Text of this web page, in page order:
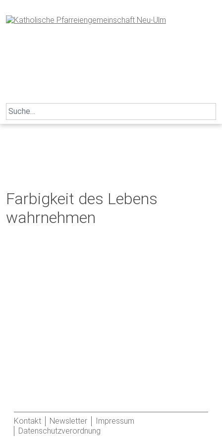
to
content
Search
for:
Farbigkeit des Lebens
wahrnehmen
Kontakt Newsletter
Impressum
Datenschutzverordnung